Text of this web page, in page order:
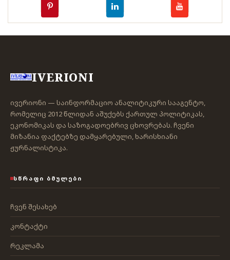
IVERIONI
ივერიონი — საინფორმაციო ანალიტიკური სააგენტო,
რომელიც 2012 წლიდან აშუქებს ქართულ პოლიტიკას,
ეკონომიკას და საზოგადოებრივ ცხოვრებას. ჩვენი
მიზანია ფაქტებზე დამყარებული, ხარისხიანი
ჟურნალისტიკა.
ᲡᲬᲠᲐᲤᲘ ᲑᲛᲣᲚᲔᲑᲘ
ჩვენ შესახებ
კონტაქტი
რეკლამა